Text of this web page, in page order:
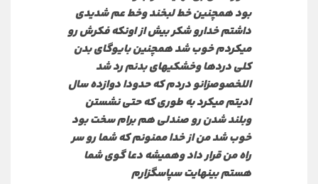
بود همچنین خط لبخند وخط عم شدیدی
داشتم خدارو شکر بیش از اونکه فکرش رو
میکردم خوب شد همچنین بایوگای بدن
کلی دردها وخشکیهای بدنم رد شد
اللخصوصزانو دردم که حدودا دوازده سال
ادیتم میکرد به طوری که حتی نشستن
وبلند شدن رو صندلی هم برام سخت بود
خوب شد من از خدا ممنونم که شما رو سر
راه من قرار داد وهمیشه دعا گوی شما
هستم بینهایت سپاسگزارم